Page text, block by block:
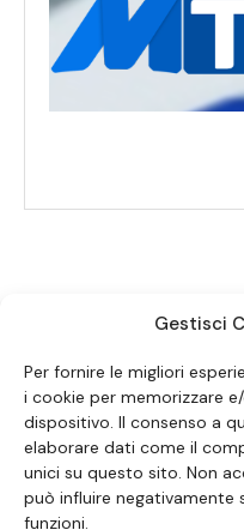
Gestisci
Per fornire le migliori
i cookie per memorizzare
dispositivo. Il consenso a
elaborare dati come il
unici su questo sito. Non
può influire negativamente
funzioni.